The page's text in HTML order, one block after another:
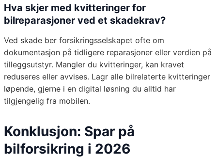
Hva skjer med kvitteringer for
bilreparasjoner ved et skadekrav?
Ved skade ber forsikringsselskapet ofte om
dokumentasjon på tidligere reparasjoner eller verdien på
tilleggsutstyr. Mangler du kvitteringer, kan kravet
reduseres eller avvises. Lagr alle bilrelaterte kvitteringer
løpende, gjerne i en digital løsning du alltid har
tilgjengelig fra mobilen.
Konklusjon: Spar på
bilforsikring i 2026